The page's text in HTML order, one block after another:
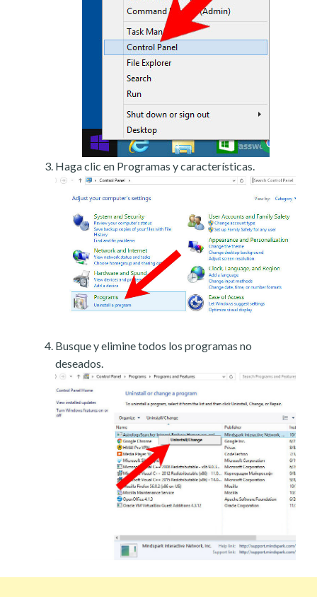
Haga clic en Programas y características.
Busque y elimine todos los programas no
deseados.